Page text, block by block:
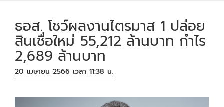
ธอส. โชว์ผลงานไตรมาส 1 ปล่อย
สินเชื่อใหม่ 55,212 ล้านบาท กำไร
2,689 ล้านบาท
20 เมษายน 2566 เวลา 11:38 น.